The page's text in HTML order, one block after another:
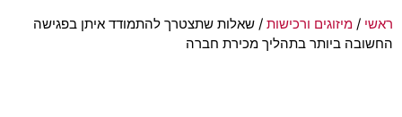
/מיזוגים ורכישות/שאלות שתצטרך להתמודד איתן בפגישה
ביותר בתהליך מכירת חברה